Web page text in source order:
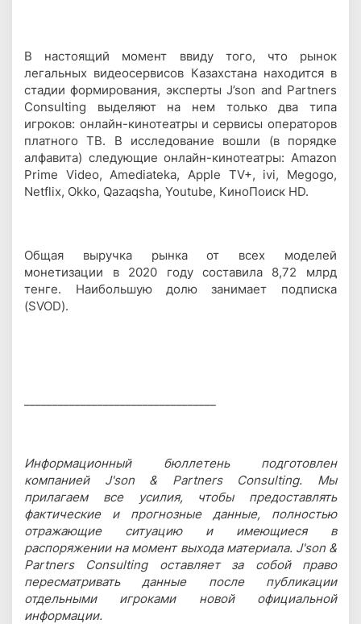
В настоящий момент ввиду того, что рынок
легальных видеосервисов Казахстана находится в
стадии формирования, эксперты J’son and Partners
Consulting выделяют на нем только два типа
игроков: онлайн-кинотеатры и сервисы операторов
платного ТВ. В исследование вошли (в порядке
алфавита) следующие онлайн-кинотеатры: Amazon
Prime Video, Amediateka, Apple TV+, ivi, Megogo,
Netflix, Okko, Qazaqsha, Youtube, КиноПоиск HD.
Общая выручка рынка от всех моделей
монетизации в 2020 году составила 8,72 млрд
тенге. Наибольшую долю занимает подписка
(SVOD).
Информационный бюллетень подготовлен
компанией J'son & Partners Consulting. Мы
прилагаем все усилия, чтобы предоставлять
фактические и прогнозные данные, полностью
отражающие ситуацию и имеющиеся в
распоряжении на момент выхода материала. J'son &
Partners Consulting оставляет за собой право
пересматривать данные после публикации
отдельными игроками новой официальной
информации.